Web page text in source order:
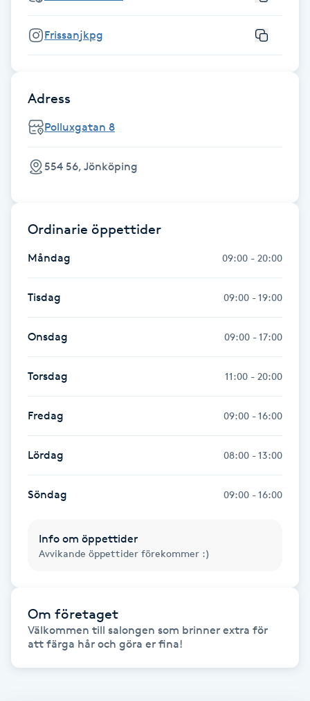
Face framing
Faceliftmassage
Fet hårbotten
Fettreducering
Fibromassage
Fransar
Fransborttagning
Fransfärgning
Fransförlängning Megavolym
Fransk manikyr
Fransrengöring
Frissanjkpg
Adress
Polluxgatan 8
554 56, Jönköping
Ordinarie öppettider
Måndag 09:00 - 20:00
Tisdag 09:00 - 19:00
Onsdag 09:00 - 17:00
Torsdag 11:00 - 20:00
Fredag 09:00 - 16:00
Lördag 08:00 - 13:00
Söndag 09:00 - 16:00
Info om öppettider
Avvikande öppettider förekommer :)
Om företaget
Välkommen till salongen som brinner extra för
att färga hår och göra er fina!